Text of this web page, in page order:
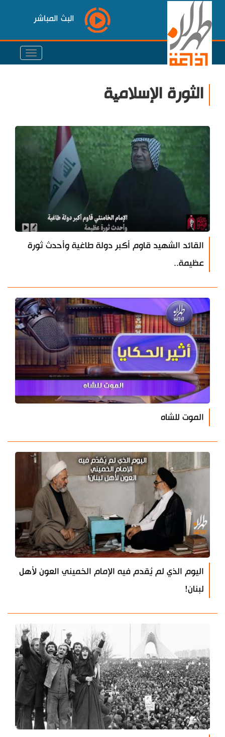
البث المباشر
الثورة الإسلامیة
القائد الشهيد قاوم أكبر دولة طاغية وأحدث ثورة
عظيمة..
الموت للشاه
اليوم الذي لم يُقدم فيه الإمام الخميني العون لأهل
لبنان!